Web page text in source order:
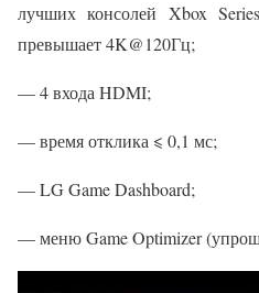
лучших консолей Xbox
превышает 4K@120Гц;
— 4 входа HDMI;
— время отклика ⩽ 0,1 мс;
— LG Game Dashboard;
— меню Game Optimizer